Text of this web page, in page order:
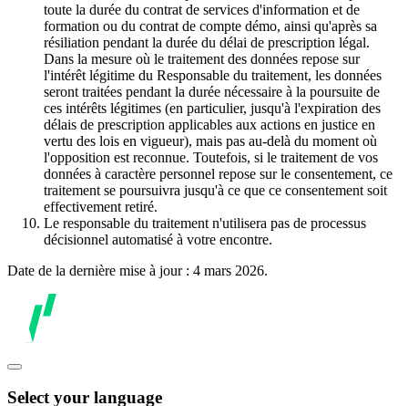
toute la durée du contrat de services d'information et de
formation ou du contrat de compte démo, ainsi qu'après sa
résiliation pendant la durée du délai de prescription légal.
Dans la mesure où le traitement des données repose sur
l'intérêt légitime du Responsable du traitement, les données
seront traitées pendant la durée nécessaire à la poursuite de
ces intérêts légitimes (en particulier, jusqu'à l'expiration des
délais de prescription applicables aux actions en justice en
vertu des lois en vigueur), mais pas au-delà du moment où
l'opposition est reconnue. Toutefois, si le traitement de vos
données à caractère personnel repose sur le consentement, ce
traitement se poursuivra jusqu'à ce que ce consentement soit
effectivement retiré.
Le responsable du traitement n'utilisera pas de processus
décisionnel automatisé à votre encontre.
Date de la dernière mise à jour : 4 mars 2026.
Select your language